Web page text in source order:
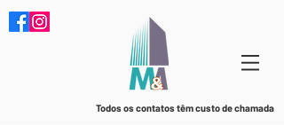
Todos os contatos têm custo de chamada